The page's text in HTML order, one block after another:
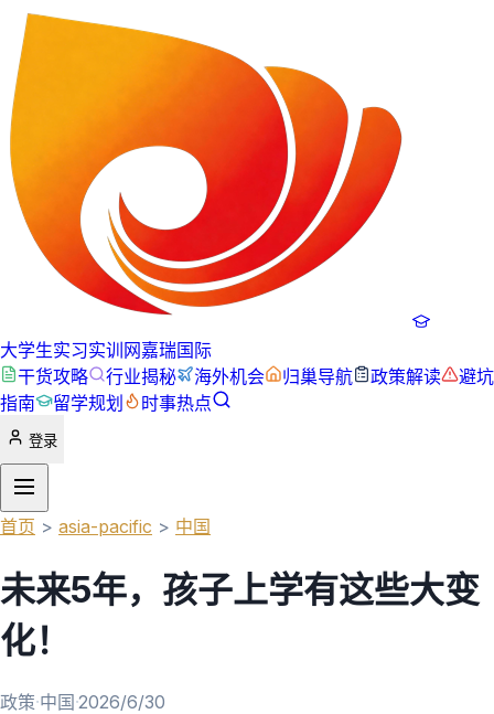
大学生实习实训网嘉瑞国际
干货攻略
行业揭秘 海外机会 归巢导航 政策解读
避坑
指南
留学规划 时事热点
登录
首页 > asia-pacific > 中国
未来5年，孩子上学有这些大变
化！
政策·中国·2026/6/30